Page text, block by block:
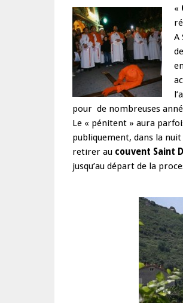
«
A
pour de nombreuses
Le « pénitent » aura
publiquement, dans la
retirer au couvent Saint
jusqu’au départ de la